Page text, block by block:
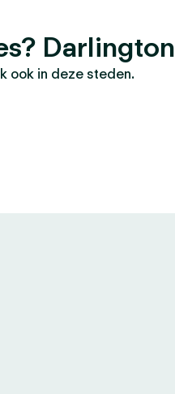
Darlington
ook in deze steden.